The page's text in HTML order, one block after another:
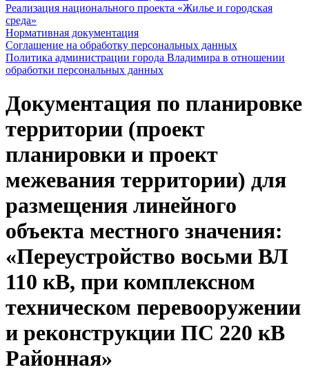
Реализация национального проекта «Жилье и городская
среда»
Нормативная документация
Соглашение на обработку персональных данных
Политика администрации города Владимира в отношении
обработки персональных данных
Документация по планировке
территории (проект
планировки и проект
межевания территории) для
размещения линейного
объекта местного значения:
«Переустройство восьми ВЛ
110 кВ, при комплексном
техническом перевооружении
и реконструкции ПС 220 кВ
Районная»